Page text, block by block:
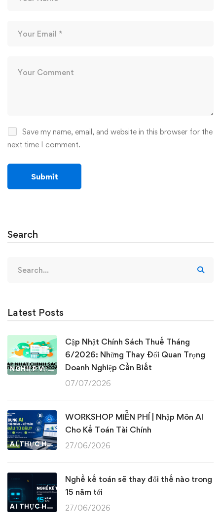
Save my name, email, and website in this browser for the
next time I comment.
Search
for:
Latest Posts
NGHIỆP VỤ KẾ TOÁN & THUẾ
Cập Nhật Chính Sách Thuế Tháng
6/2026: Những Thay Đổi Quan Trọng
Doanh Nghiệp Cần Biết
07/07/2026
AI THỰC HÀNH
WORKSHOP MIỄN PHÍ | Nhập Môn AI
Cho Kế Toán Tài Chính
27/06/2026
AI THỰC HÀNH
Nghề kế toán sẽ thay đổi thế nào trong
15 năm tới
27/06/2026